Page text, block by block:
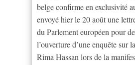
belge confirme en exclusivité
envoyé hier le 20 août une
du Parlement européen pour
l’ouverture d’une enquête sur
Rima Hassan lors de la